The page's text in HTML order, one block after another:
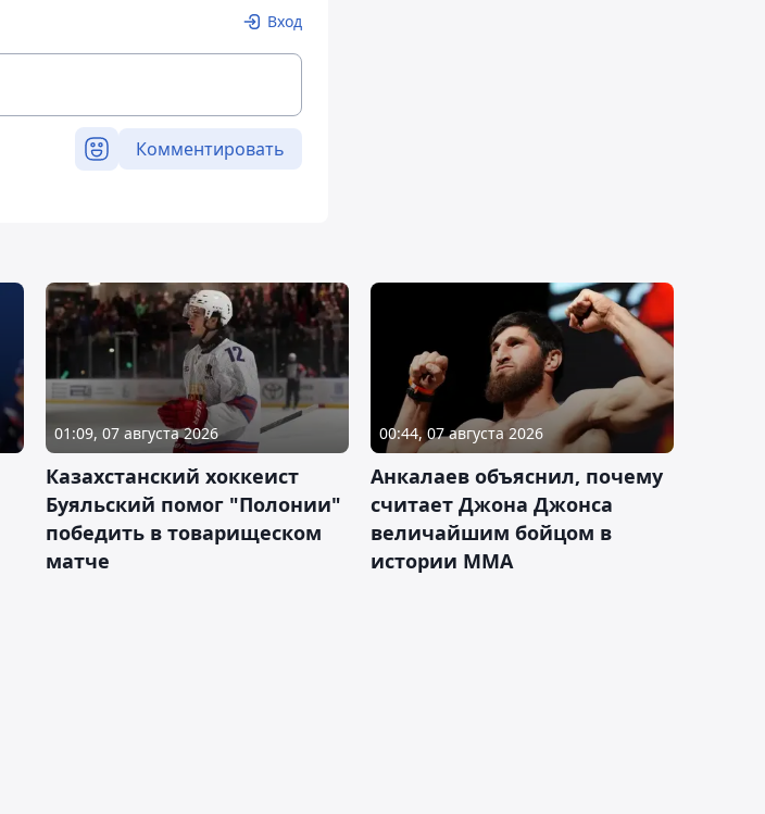
Вход
Комментировать
01:09, 07 августа 2026
Казахстанский хоккеист
Буяльский помог "Полонии"
победить в товарищеском
матче
00:44, 07 августа 2026
Анкалаев объяснил, почему
считает Джона Джонса
величайшим бойцом в
истории ММА